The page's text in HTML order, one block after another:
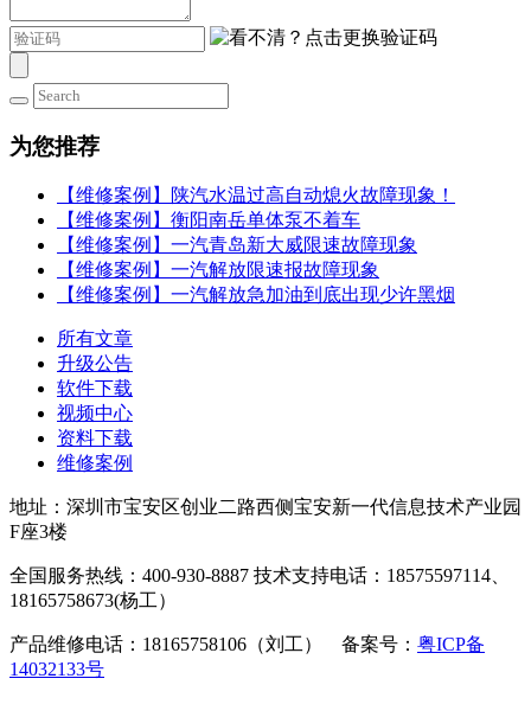
为您推荐
【维修案例】陕汽水温过高自动熄火故障现象！
【维修案例】衡阳南岳单体泵不着车
【维修案例】一汽青岛新大威限速故障现象
【维修案例】一汽解放限速报故障现象
【维修案例】一汽解放急加油到底出现少许黑烟
所有文章
升级公告
软件下载
视频中心
资料下载
维修案例
地址：深圳市宝安区创业二路西侧宝安新一代信息技术产业园
F座3楼
全国服务热线：400-930-8887 技术支持电话：18575597114、
18165758673(杨工）
产品维修电话：18165758106（刘工） 备案号： 粤ICP备
14032133号